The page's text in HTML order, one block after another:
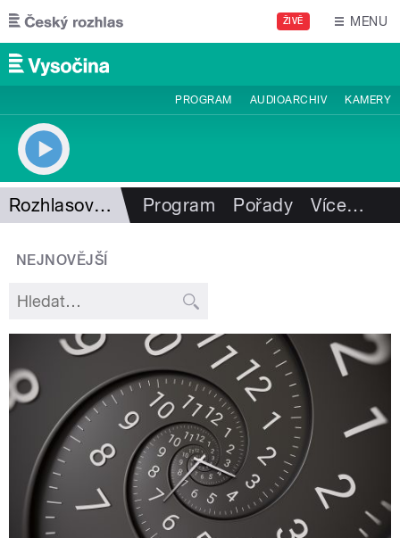
Přejít k hlavnímu obsahu
ŽIVĚ MENU
PROGRAM AUDIOARCHIV KAMERY
Rozhlasový sloupek Program Pořady Více…
NEJNOVĚJŠÍ